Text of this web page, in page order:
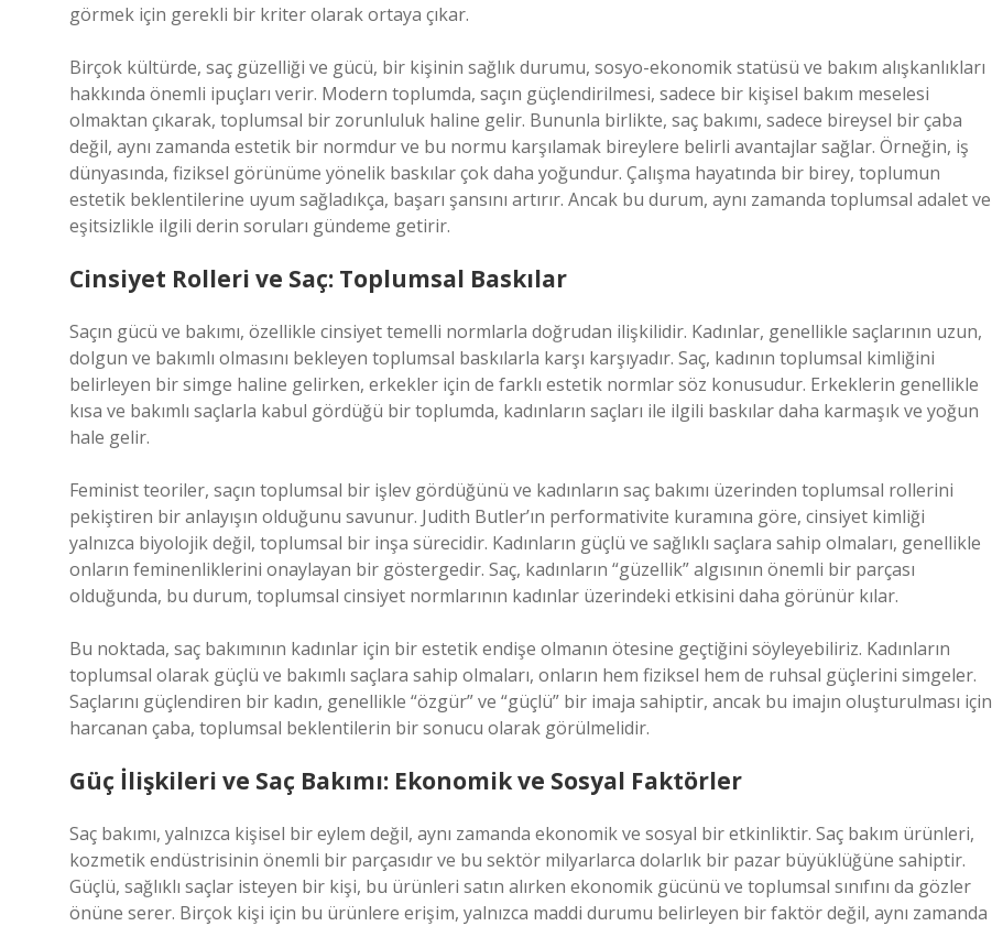
görmek için gerekli bir kriter olarak ortaya çıkar.
Birçok kültürde, saç güzelliği ve gücü, bir kişinin sağlık durumu, sosyo-ekonomik statüsü ve bakım alışkanlıkları
hakkında önemli ipuçları verir. Modern toplumda, saçın güçlendirilmesi, sadece bir kişisel bakım meselesi
olmaktan çıkarak, toplumsal bir zorunluluk haline gelir. Bununla birlikte, saç bakımı, sadece bireysel bir çaba
değil, aynı zamanda estetik bir normdur ve bu normu karşılamak bireylere belirli avantajlar sağlar. Örneğin, iş
dünyasında, fiziksel görünüme yönelik baskılar çok daha yoğundur. Çalışma hayatında bir birey, toplumun
estetik beklentilerine uyum sağladıkça, başarı şansını artırır. Ancak bu durum, aynı zamanda toplumsal adalet ve
eşitsizlikle ilgili derin soruları gündeme getirir.
Cinsiyet Rolleri ve Saç: Toplumsal Baskılar
Saçın gücü ve bakımı, özellikle cinsiyet temelli normlarla doğrudan ilişkilidir. Kadınlar, genellikle saçlarının uzun,
dolgun ve bakımlı olmasını bekleyen toplumsal baskılarla karşı karşıyadır. Saç, kadının toplumsal kimliğini
belirleyen bir simge haline gelirken, erkekler için de farklı estetik normlar söz konusudur. Erkeklerin genellikle
kısa ve bakımlı saçlarla kabul gördüğü bir toplumda, kadınların saçları ile ilgili baskılar daha karmaşık ve yoğun
hale gelir.
Feminist teoriler, saçın toplumsal bir işlev gördüğünü ve kadınların saç bakımı üzerinden toplumsal rollerini
pekiştiren bir anlayışın olduğunu savunur. Judith Butler’ın performativite kuramına göre, cinsiyet kimliği
yalnızca biyolojik değil, toplumsal bir inşa sürecidir. Kadınların güçlü ve sağlıklı saçlara sahip olmaları, genellikle
onların feminenliklerini onaylayan bir göstergedir. Saç, kadınların “güzellik” algısının önemli bir parçası
olduğunda, bu durum, toplumsal cinsiyet normlarının kadınlar üzerindeki etkisini daha görünür kılar.
Bu noktada, saç bakımının kadınlar için bir estetik endişe olmanın ötesine geçtiğini söyleyebiliriz. Kadınların
toplumsal olarak güçlü ve bakımlı saçlara sahip olmaları, onların hem fiziksel hem de ruhsal güçlerini simgeler.
Saçlarını güçlendiren bir kadın, genellikle “özgür” ve “güçlü” bir imaja sahiptir, ancak bu imajın oluşturulması için
harcanan çaba, toplumsal beklentilerin bir sonucu olarak görülmelidir.
Güç İlişkileri ve Saç Bakımı: Ekonomik ve Sosyal Faktörler
Saç bakımı, yalnızca kişisel bir eylem değil, aynı zamanda ekonomik ve sosyal bir etkinliktir. Saç bakım ürünleri,
kozmetik endüstrisinin önemli bir parçasıdır ve bu sektör milyarlarca dolarlık bir pazar büyüklüğüne sahiptir.
Güçlü, sağlıklı saçlar isteyen bir kişi, bu ürünleri satın alırken ekonomik gücünü ve toplumsal sınıfını da gözler
önüne serer. Birçok kişi için bu ürünlere erişim, yalnızca maddi durumu belirleyen bir faktör değil, aynı zamanda